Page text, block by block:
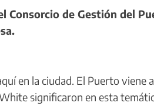
Consorcio de Gestión del
en la ciudad. El Puerto viene
significaron en esta